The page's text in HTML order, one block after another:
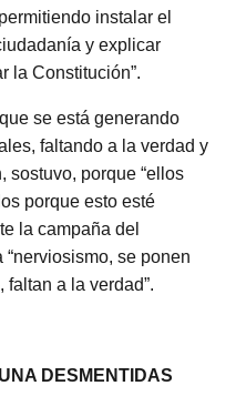
instalar el
y explicar
la Constitución”.
se está generando
faltando a la verdad y
sostuvo, porque “ellos
porque esto esté
la campaña del
“nerviosismo, se ponen
a la verdad”.
DESMENTIDAS